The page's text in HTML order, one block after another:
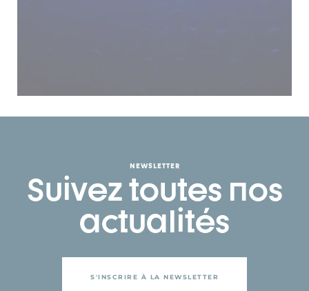
NEWSLETTER
Suivez toutes nos
actualités
S'INSCRIRE À LA NEWSLETTER